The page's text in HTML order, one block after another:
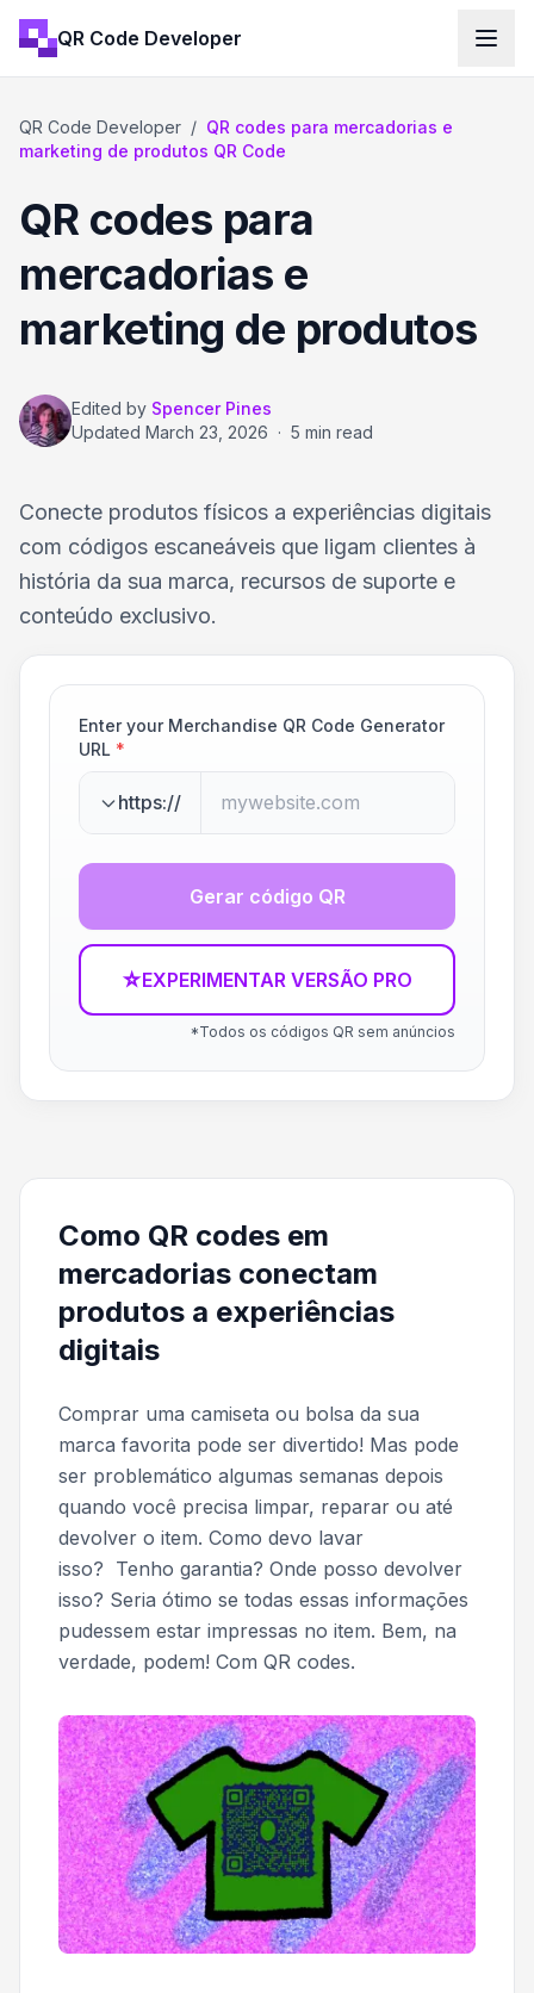
QR Code Developer
QR Code Developer / QR codes para mercadorias e
marketing de produtos QR Code
QR codes para
mercadorias e
marketing de produtos
Edited by Spencer Pines
Updated March 23, 2026 · 5 min read
Conecte produtos físicos a experiências digitais
com códigos escaneáveis que ligam clientes à
história da sua marca, recursos de suporte e
conteúdo exclusivo.
Enter your Merchandise QR Code Generator
URL *
https://
Gerar código QR
☆EXPERIMENTAR VERSÃO PRO
*Todos os códigos QR sem anúncios
Como QR codes em
mercadorias conectam
produtos a experiências
digitais
Comprar uma camiseta ou bolsa da sua
marca favorita pode ser divertido! Mas pode
ser problemático algumas semanas depois
quando você precisa limpar, reparar ou até
devolver o item. Como devo lavar
isso? Tenho garantia? Onde posso devolver
isso? Seria ótimo se todas essas informações
pudessem estar impressas no item. Bem, na
verdade, podem! Com QR codes.